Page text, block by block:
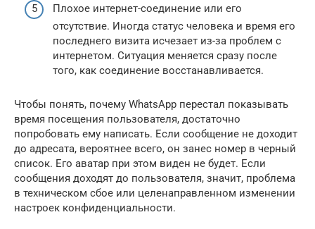
Плохое интернет-соединение или его
отсутствие. Иногда статус человека и время его
последнего визита исчезает из-за проблем с
интернетом. Ситуация меняется сразу после
того, как соединение восстанавливается.
Чтобы понять, почему WhatsApp перестал показывать
время посещения пользователя, достаточно
попробовать ему написать. Если сообщение не доходит
до адресата, вероятнее всего, он занес номер в черный
список. Его аватар при этом виден не будет. Если
сообщения доходят до пользователя, значит, проблема
в техническом сбое или целенаправленном изменении
настроек конфиденциальности.